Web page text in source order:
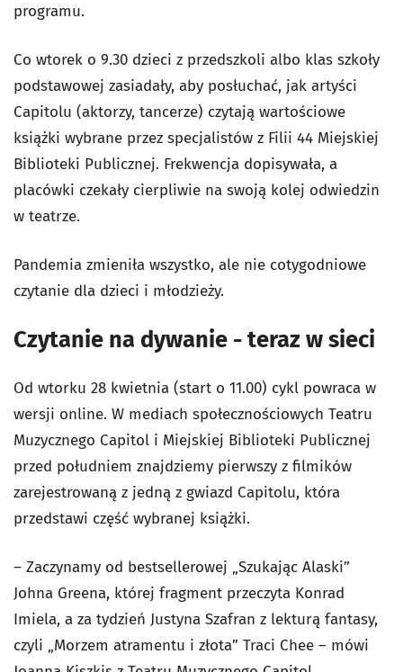
programu.
Co wtorek o 9.30 dzieci z przedszkoli albo klas szkoły
podstawowej zasiadały, aby posłuchać, jak artyści
Capitolu (aktorzy, tancerze) czytają wartościowe
książki wybrane przez specjalistów z Filii 44 Miejskiej
Biblioteki Publicznej. Frekwencja dopisywała, a
placówki czekały cierpliwie na swoją kolej odwiedzin
w teatrze.
Pandemia zmieniła wszystko, ale nie cotygodniowe
czytanie dla dzieci i młodzieży.
Czytanie na dywanie - teraz w sieci
Od wtorku 28 kwietnia (start o 11.00) cykl powraca w
wersji online. W mediach społecznościowych Teatru
Muzycznego Capitol i Miejskiej Biblioteki Publicznej
przed południem znajdziemy pierwszy z filmików
zarejestrowaną z jedną z gwiazd Capitolu, która
przedstawi część wybranej książki.
– Zaczynamy od bestsellerowej „Szukając Alaski”
Johna Greena, której fragment przeczyta Konrad
Imiela, a za tydzień Justyna Szafran z lekturą fantasy,
czyli „Morzem atramentu i złota” Traci Chee – mówi